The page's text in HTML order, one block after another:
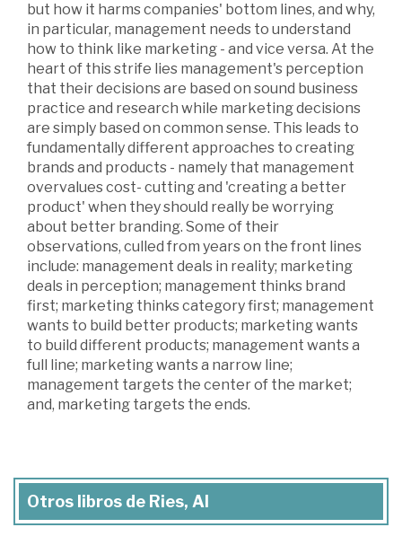
but how it harms companies' bottom lines, and why,
in particular, management needs to understand
how to think like marketing - and vice versa. At the
heart of this strife lies management's perception
that their decisions are based on sound business
practice and research while marketing decisions
are simply based on common sense. This leads to
fundamentally different approaches to creating
brands and products - namely that management
overvalues cost- cutting and 'creating a better
product' when they should really be worrying
about better branding. Some of their
observations, culled from years on the front lines
include: management deals in reality; marketing
deals in perception; management thinks brand
first; marketing thinks category first; management
wants to build better products; marketing wants
to build different products; management wants a
full line; marketing wants a narrow line;
management targets the center of the market;
and, marketing targets the ends.
Otros libros de Ries, Al